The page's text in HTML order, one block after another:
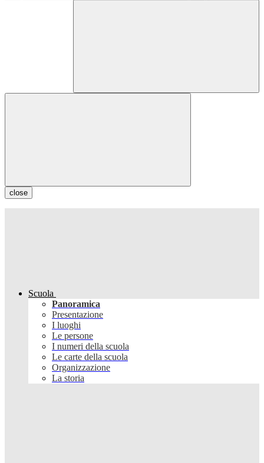
close
Scuola
Panoramica
Presentazione
I luoghi
Le persone
I numeri della scuola
Le carte della scuola
Organizzazione
La storia